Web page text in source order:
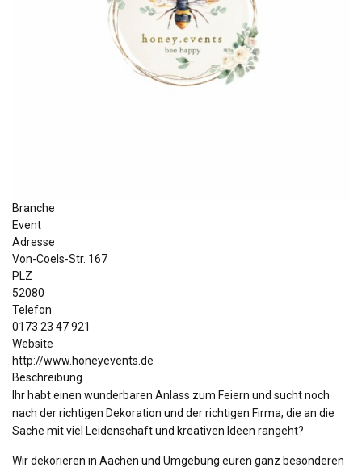
Branche
Event
Adresse
Von-Coels-Str. 167
PLZ
52080
Telefon
0173 23 47 921
Website
http://www.honeyevents.de
Beschreibung
Ihr habt einen wunderbaren Anlass zum Feiern und sucht noch
nach der richtigen Dekoration und der richtigen Firma, die an die
Sache mit viel Leidenschaft und kreativen Ideen rangeht?
Wir dekorieren in Aachen und Umgebung euren ganz besonderen